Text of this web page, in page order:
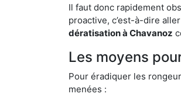
Il faut donc rapidement
proactive, c’est-à-dire
dératisation à Chavanoz
Les moyens
Pour éradiquer les
menées :